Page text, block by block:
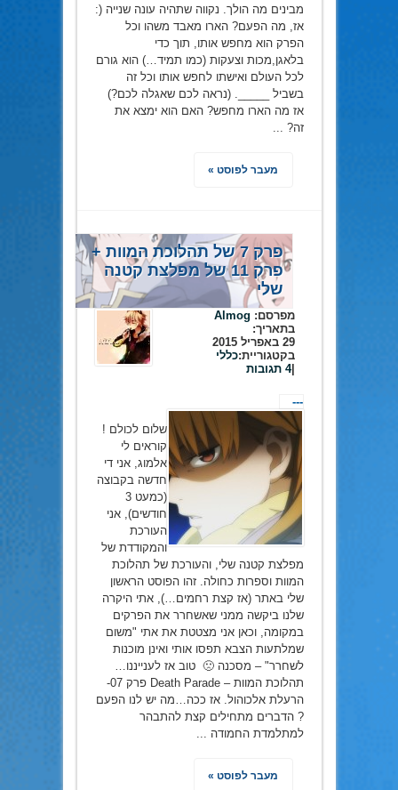
מבינים מה הולך. נקווה שתהיה עונה שנייה (:
אז, מה הפעם? הארו מאבד משהו וכל
הפרק הוא מחפש אותו, תוך כדי
בלאגן,מכות וצעקות (כמו תמיד…) הוא גורם
לכל העולם ואישתו לחפש אותו וכל זה
בשביל _____. (נראה לכם שאגלה לכם?)
אז מה הארו מחפש? האם הוא ימצא את
זה? ...
מעבר לפוסט »
פרק 7 של תהלוכת המוות +
פרק 11 של מפלצת קטנה
שלי
מפרסם: Almog
בתאריך:
29 באפריל 2015
בקטגוריית:כללי
|4 תגובות
---
שלום לכולם !
קוראים לי
אלמוג, אני די
חדשה בקבוצה
(כמעט 3
חודשים), אני
העורכת
והמקודדת של
מפלצת קטנה שלי, והעורכת של תהלוכת
המוות וספרות כחולה. זהו הפוסט הראשון
שלי באתר (אז קצת רחמים…), אתי היקרה
שלנו ביקשה ממני שאשחרר את הפרקים
במקומה, וכאן אני מצטטת את אתי "משום
שמלתעות הצבא תפסו אותי ואינן מוכנות
לשחרר" – מסכנה 🙁 טוב אז לענייננו…
תהלוכת המוות – Death Parade פרק 07-
הרעלת אלכוהול. אז ככה…מה יש לנו הפעם
? הדברים מתחילים קצת להתבהר
למתלמדת החמודה ...
מעבר לפוסט »